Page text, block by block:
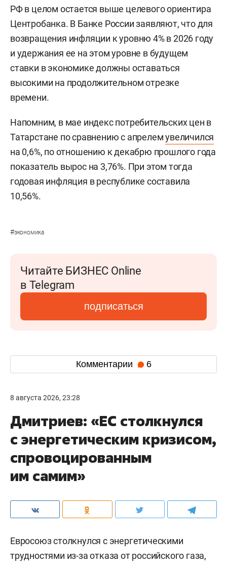
РФ в целом остается выше целевого ориентира
Центробанка. В Банке России заявляют, что для
возвращения инфляции к уровню 4% в 2026 году
и удержания ее на этом уровне в будущем
ставки в экономике должны оставаться
высокими на продолжительном отрезке
времени.
Напомним, в мае индекс потребительских цен в
Татарстане по сравнению с апрелемувеличился
на 0,6%, по отношению к декабрю прошлого года
показатель вырос на 3,76%. При этом тогда
годовая инфляция в республике составила
10,56%.
#экономика
Читайте БИЗНЕС Online
в Telegram
подписаться
Комментарии 6
8 августа 2026, 23:28
Дмитриев: «ЕС столкнулся
с энергетическим кризисом,
спровоцированным
им самим»
Евросоюз столкнулся с энергетическими
трудностями из-за отказа от российского газа,